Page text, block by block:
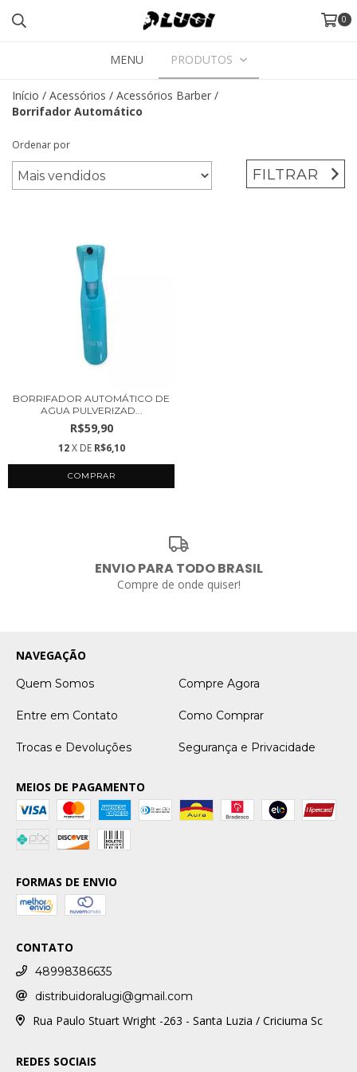
0
MENU PRODUTOS
Início / Acessórios / Acessórios Barber /
Borrifador Automático
Ordenar por
FILTRAR
BORRIFADOR AUTOMÁTICO DE
AGUA PULVERIZAD...
R$59,90
12 X DE R$6,10
ENVIO PARA TODO BRASIL
Compre de onde quiser!
NAVEGAÇÃO
Quem Somos Compre Agora
Entre em Contato Como Comprar
Trocas e Devoluções Segurança e Privacidade
MEIOS DE PAGAMENTO
FORMAS DE ENVIO
CONTATO
48998386635
distribuidoralugi@gmail.com
Rua Paulo Stuart Wright -263 - Santa Luzia / Criciuma Sc
REDES SOCIAIS